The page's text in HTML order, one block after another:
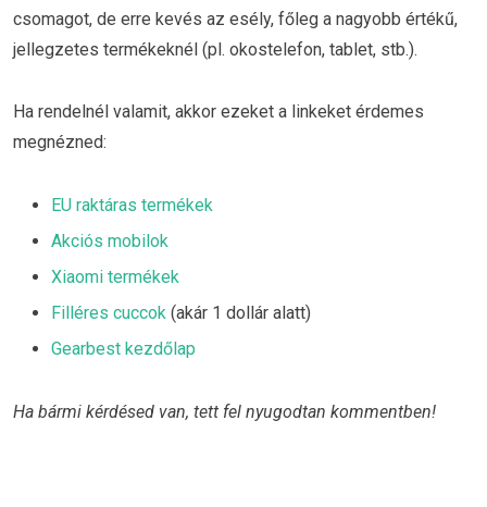
csomagot, de erre kevés az esély, főleg a nagyobb értékű,
jellegzetes termékeknél (pl. okostelefon, tablet, stb.).
Ha rendelnél valamit, akkor ezeket a linkeket érdemes
megnézned:
EU raktáras termékek
Akciós mobilok
Xiaomi termékek
Filléres cuccok (akár 1 dollár alatt)
Gearbest kezdőlap
Ha bármi kérdésed van, tett fel nyugodtan kommentben!